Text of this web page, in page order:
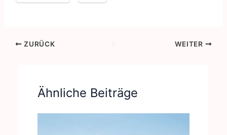
ZURÜCK WEITER
Ähnliche Beiträge